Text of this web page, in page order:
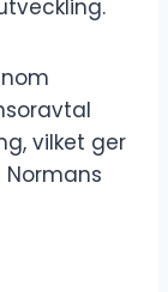
vilket ger